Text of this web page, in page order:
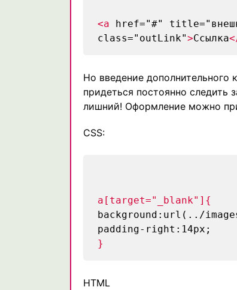
<a href="#"
class="outLink">Ссылка
Но введение дополнительного
придеться постоянно следить
лишний! Оформление можно
CSS:
a[target="_blank"]{
background:url(../
padding-right:14px;
}
HTML